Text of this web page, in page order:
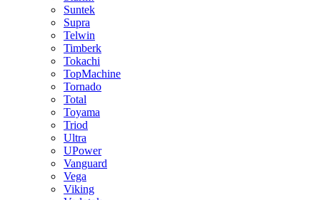
Suntek
Supra
Telwin
Timberk
Tokachi
TopMachine
Tornado
Total
Toyama
Triod
Ultra
UPower
Vanguard
Vega
Viking